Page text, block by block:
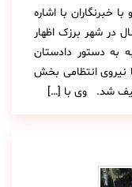
خبرنگاران با اشاره
در شهر برزک اظهار
به دستور دادستان
نیروی انتظامی بخش
شد. وی با […]